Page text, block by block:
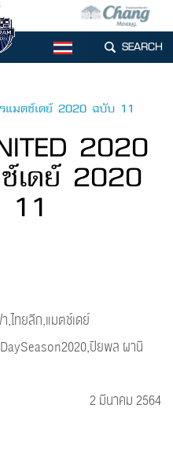
TH SEARCH
รแมตช์เดย์ 2020 ฉบับ 11
2020
เดย์ 2020
,ไทยลีก,แมตช์เดย์
ปิยพล ผานิ
2 มีนาคม 2564